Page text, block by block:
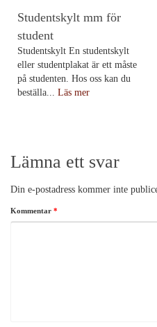
Studentskylt mm för
student
Studentskylt En studentskylt
eller studentplakat är ett måste
på studenten. Hos oss kan du
beställa... Läs mer
Lämna ett svar
Din e-postadress kommer inte
Kommentar *